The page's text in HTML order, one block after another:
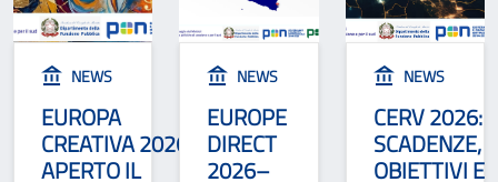
NEWS
EUROPA
CREATIVA 2026:
APERTO IL
NEWS
EUROPE
DIRECT
2026–
NEWS
CERV 2026:
SCADENZE,
OBIETTIVI E